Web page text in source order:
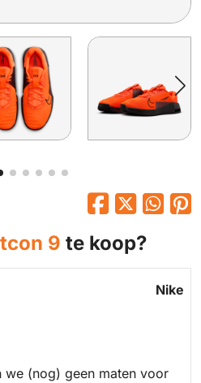
9 te koop?
Nike
we (nog) geen maten voor